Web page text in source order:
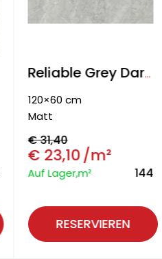
Reliable Grey Dark Wand- & Bodenfliese
120×60 cm
Matt
€31,40
€ 23,10/m²
Auf Lager,m² 144
RESERVIEREN